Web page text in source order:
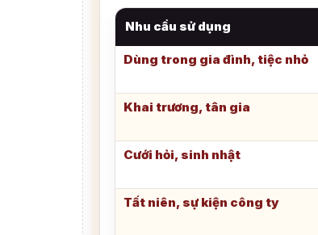
Nhu cầu sử dụng
Dùng trong gia đình, tiệc nhỏ
Khai trương, tân gia
Cưới hỏi, sinh nhật
Tất niên, sự kiện công ty